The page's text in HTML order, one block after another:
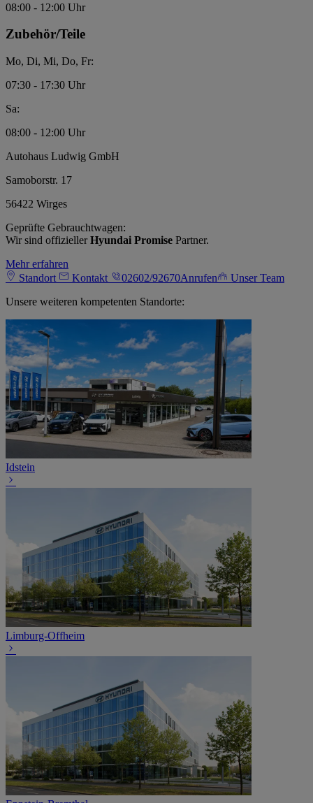
08:00 - 12:00 Uhr
Zubehör/Teile
Mo, Di, Mi, Do, Fr:
07:30 - 17:30 Uhr
Sa:
08:00 - 12:00 Uhr
Autohaus Ludwig GmbH
Samoborstr. 17
56422 Wirges
Geprüfte Gebrauchtwagen:
Wir sind offiziellerHyundai Promise Partner.
Mehr erfahren
Standort
Kontakt 02602/92670Anrufen
Unser Team
Unsere weiteren kompetenten Standorte:
Idstein
Limburg-Offheim